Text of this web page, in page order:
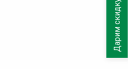
Дарим скидку 10%